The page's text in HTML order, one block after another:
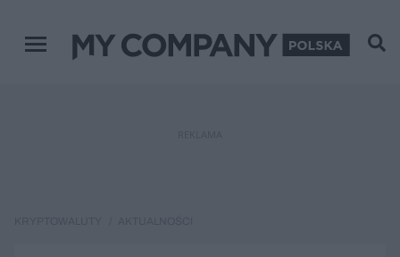
Menu główne
Zamknij